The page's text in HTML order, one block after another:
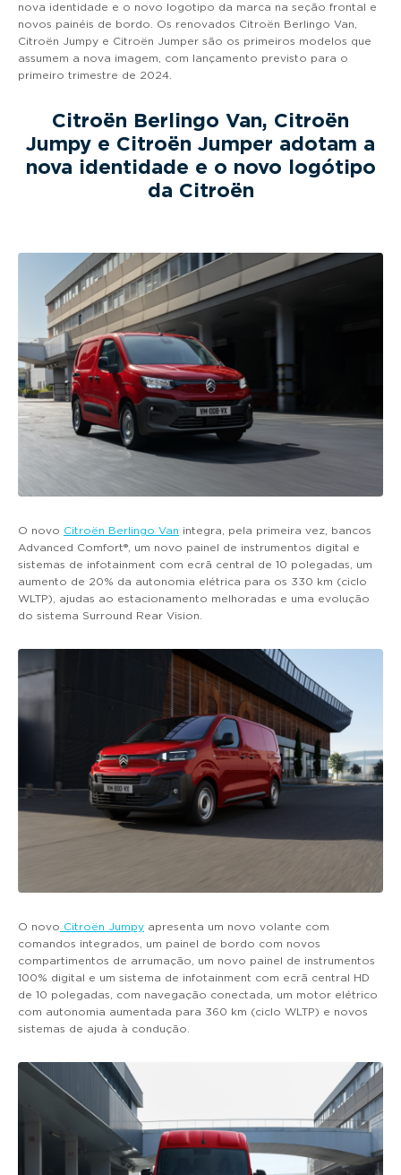
nova identidade e o novo logotipo da marca na seção frontal e
novos painéis de bordo. Os renovados Citroën Berlingo Van,
Citroën Jumpy e Citroën Jumper são os primeiros modelos que
assumem a nova imagem, com lançamento previsto para o
primeiro trimestre de 2024.
Citroën Berlingo Van, Citroën
Jumpy e Citroën Jumper adotam a
nova identidade e o novo logótipo
da Citroën
O novo Citroën Berlingo Van integra, pela primeira vez, bancos
Advanced Comfort®, um novo painel de instrumentos digital e
sistemas de infotainment com ecrã central de 10 polegadas, um
aumento de 20% da autonomia elétrica para os 330 km (ciclo
WLTP), ajudas ao estacionamento melhoradas e uma evolução
do sistema Surround Rear Vision.
O novo Citroën Jumpy apresenta um novo volante com
comandos integrados, um painel de bordo com novos
compartimentos de arrumação, um novo painel de instrumentos
100% digital e um sistema de infotainment com ecrã central HD
de 10 polegadas, com navegação conectada, um motor elétrico
com autonomia aumentada para 360 km (ciclo WLTP) e novos
sistemas de ajuda à condução.